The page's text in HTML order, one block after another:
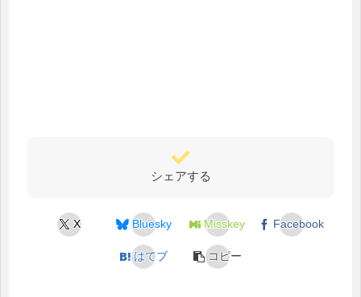
シェアする
X Bluesky Misskey Facebook
はてブ コピー